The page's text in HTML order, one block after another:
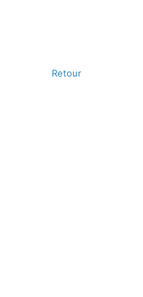
Retour